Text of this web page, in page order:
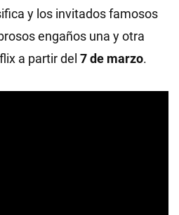
y los invitados famosos
engaños una y otra
a partir del 7 de marzo.